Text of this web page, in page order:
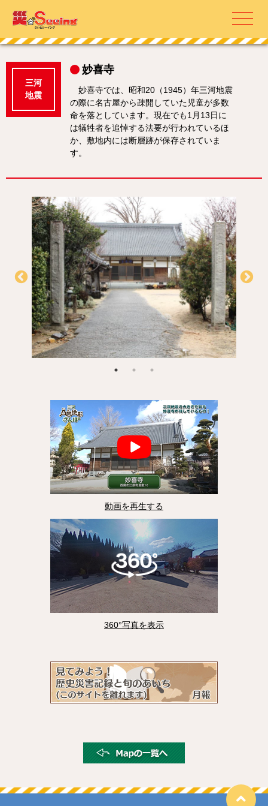
三河
地震
妙喜寺
妙喜寺では、昭和20（1945）年三河地震
の際に名古屋から疎開していた児童が多数
命を落としています。現在でも1月13日に
は犠牲者を追悼する法要が行われているほ
か、敷地内には断層跡が保存されていま
す。
動画を再生する
360°写真を表示